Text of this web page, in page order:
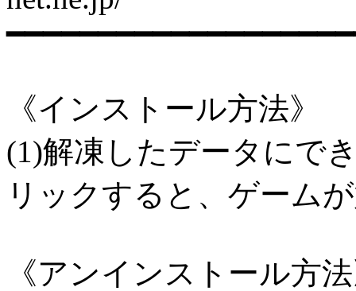
《インストール方法》
(1)解凍したデータにで
リックすると、ゲーム
《アンインストール方